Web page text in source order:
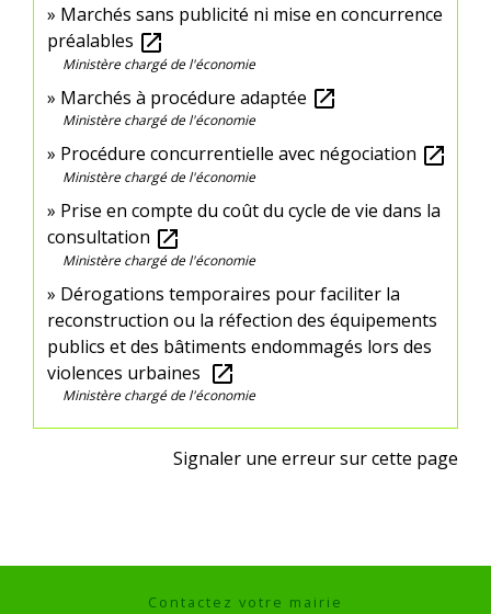
Marchés sans publicité ni mise en concurrence
préalables open_in_new
Ministère chargé de l'économie
Marchés à procédure adaptée open_in_new
Ministère chargé de l'économie
Procédure concurrentielle avec négociation open_in_new
Ministère chargé de l'économie
Prise en compte du coût du cycle de vie dans la
consultation open_in_new
Ministère chargé de l'économie
Dérogations temporaires pour faciliter la
reconstruction ou la réfection des équipements
publics et des bâtiments endommagés lors des
violences urbaines open_in_new
Ministère chargé de l'économie
Signaler une erreur sur cette page
Contactez votre mairie